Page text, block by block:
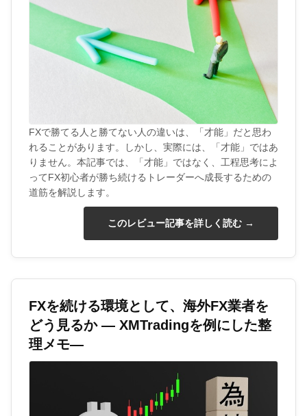
FXで勝てる人と勝てない人の違いは、「才能」だと思わ
れることがあります。しかし、実際には、「才能」ではあ
りません。本記事では、「才能」ではなく、工程思考によ
ってFX初心者が勝ち続けるトレーダーへ成長するための
道筋を解説します。
このレビュー記事を詳しく読む →
FXを続ける環境として、海外FX業者を
どう見るか ― XMTradingを例にした整
理メモ―